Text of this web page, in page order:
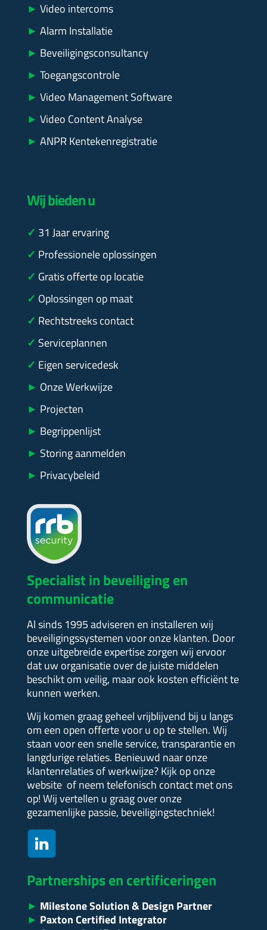
► Video intercoms
► Alarm Installatie
► Beveiligingsconsultancy
► Toegangscontrole
► Video Management Software
► Video Content Analyse
► ANPR Kentekenregistratie
Wij bieden u
✓ 31 Jaar ervaring
✓ Professionele oplossingen
✓ Gratis offerte op locatie
✓ Oplossingen op maat
✓ Rechtstreeks contact
✓ Serviceplannen
✓ Eigen servicedesk
► Onze Werkwijze
► Projecten
► Begrippenlijst
► Storing aanmelden
► Privacybeleid
Specialist in beveiliging en
communicatie
Al sinds 1995 adviseren en installeren wij
beveiligingssystemen voor onze klanten. Door
onze uitgebreide expertise zorgen wij ervoor
dat uw organisatie over de juiste middelen
beschikt om veilig, maar ook kosten efficiënt te
kunnen werken.
Wij komen graag geheel vrijblijvend bij u langs
om een open offerte voor u op te stellen.Wij
staan voor een snelle service, transparantie en
langdurige relaties. Benieuwd naar onze
klantenrelaties of werkwijze?Kijk op onze
website of neem telefonisch contact met ons
op! Wij vertellen u graag over onze
gezamenlijke passie, beveiligingstechniek!
Partnerships en certificeringen
► Milestone Solution & Design Partner
► Paxton Certified Integrator